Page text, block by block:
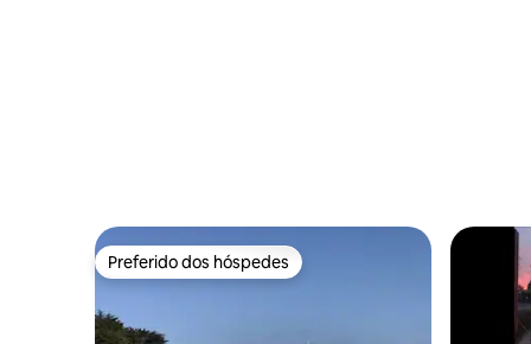
Preferido dos hóspedes
Preferido dos hóspedes